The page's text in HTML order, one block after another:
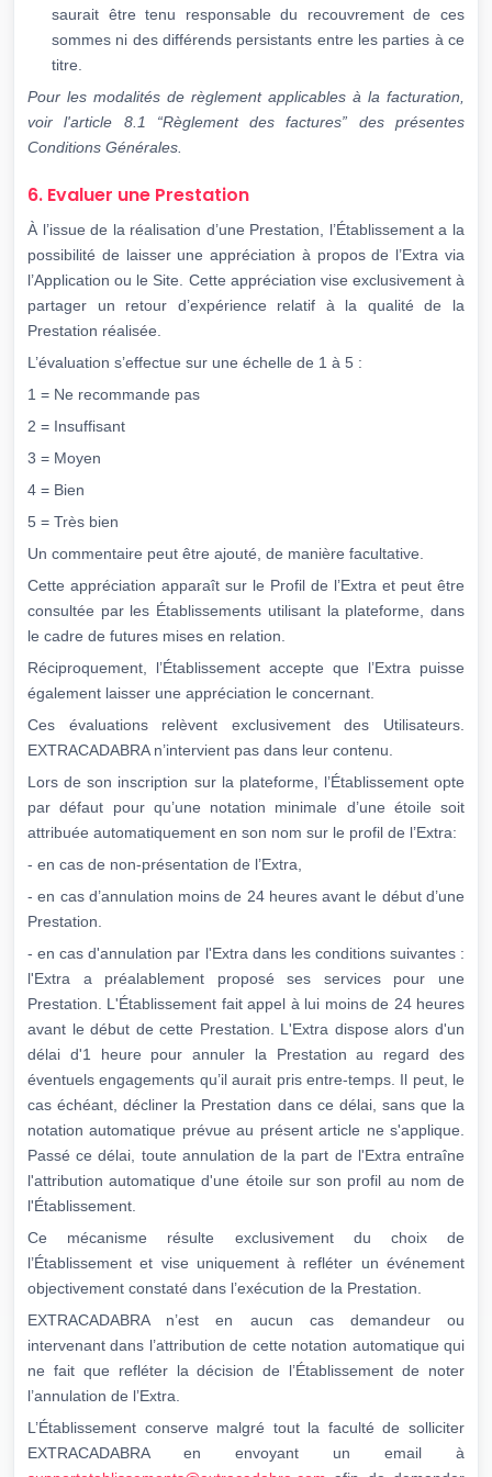
saurait être tenu responsable du recouvrement de ces
sommes ni des différends persistants entre les parties à ce
titre.
Pour les modalités de règlement applicables à la facturation,
voir l'article 8.1 “Règlement des
factures” des présentes
Conditions Générales.
6. Evaluer une Prestation
À l’issue de la réalisation d’une Prestation, l’Établissement a la
possibilité de laisser une appréciation à propos de l’Extra via
l’Application ou le Site. Cette appréciation vise exclusivement à
partager un retour d’expérience relatif à la qualité de la
Prestation réalisée.
L’évaluation s’effectue sur une échelle de 1 à 5 :
1 = Ne recommande pas
2 = Insuffisant
3 = Moyen
4 = Bien
5 = Très bien
Un commentaire peut être ajouté, de manière facultative.
Cette appréciation apparaît sur le Profil de l’Extra et peut être
consultée par les Établissements utilisant la plateforme, dans
le cadre de futures mises en relation.
Réciproquement, l’Établissement accepte que l’Extra puisse
également laisser une appréciation le concernant.
Ces évaluations relèvent exclusivement des Utilisateurs.
EXTRACADABRA n’intervient pas dans leur contenu.
Lors de son inscription sur la plateforme, l’Établissement opte
par défaut pour qu’une notation minimale d’une étoile soit
attribuée automatiquement en son nom sur le profil de l’Extra:
- en cas de non-présentation de l’Extra,
- en cas d’annulation moins de 24 heures avant le début d’une
Prestation.
- en cas d'annulation par l'Extra dans les conditions suivantes :
l'Extra a préalablement proposé ses services pour une
Prestation. L'Établissement fait appel à lui moins de 24 heures
avant le début de cette Prestation. L'Extra dispose alors d'un
délai d'1 heure pour annuler la Prestation au regard des
éventuels engagements qu’il aurait pris entre-temps. Il peut, le
cas échéant, décliner la Prestation dans ce délai, sans que la
notation automatique prévue au présent article ne s'applique.
Passé ce délai, toute annulation de la part de l'Extra entraîne
l'attribution automatique d'une étoile sur son profil au nom de
l'Établissement.
Ce mécanisme résulte exclusivement du choix de
l’Établissement et vise uniquement à refléter un événement
objectivement constaté dans l’exécution de la Prestation.
EXTRACADABRA n’est en aucun cas demandeur ou
intervenant dans l’attribution de cette notation automatique qui
ne fait que refléter la décision de l’Établissement de noter
l’annulation de l’Extra.
L’Établissement conserve malgré tout la faculté de solliciter
EXTRACADABRA en envoyant un email à